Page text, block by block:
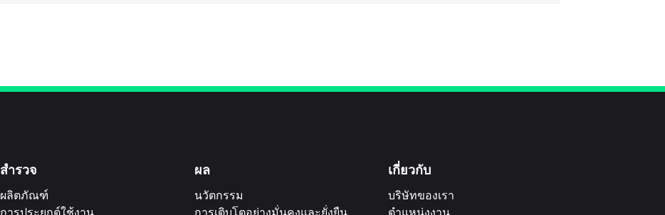
สำรวจ
ผลิตภัณฑ์
ผล
นวัตกรรม
เกี่ยวกับ
บริษัทของเรา